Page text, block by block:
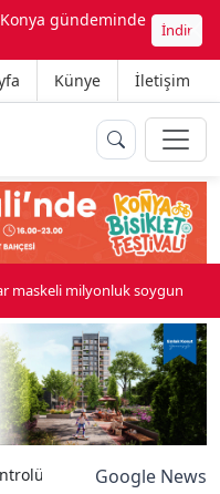
gündeminde
İndir
Künye İletişim
maskeli milyonluk soygun
uyuşturucu ele
Google News